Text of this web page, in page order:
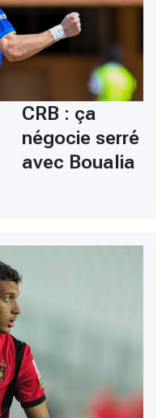
CRB : ça
négocie serré
avec Boualia